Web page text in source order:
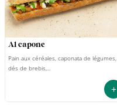
al capone
Pain aux céréales, caponata de légumes,
dés de brebis,...
+